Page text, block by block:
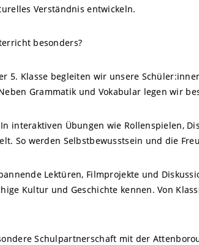
Verständnis entwickeln.
besonders?
5. Klasse begleiten wir unsere
Grammatik und Vokabular legen wir
interaktiven Übungen wie Rollenspielen,
So werden Selbstbewusstsein und die
Lektüren, Filmprojekte und
Kultur und Geschichte kennen. Von
Schulpartnerschaft mit der